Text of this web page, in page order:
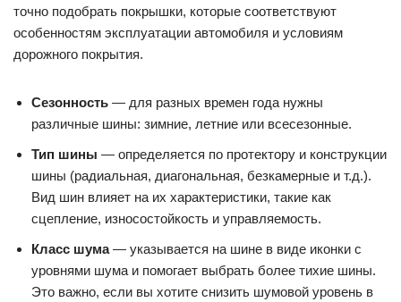
точно подобрать покрышки, которые соответствуют
особенностям эксплуатации автомобиля и условиям
дорожного покрытия.
Сезонность — для разных времен года нужны
различные шины: зимние, летние или всесезонные.
Тип шины — определяется по протектору и конструкции
шины (радиальная, диагональная, безкамерные и т.д.).
Вид шин влияет на их характеристики, такие как
сцепление, износостойкость и управляемость.
Класс шума— указывается на шине в виде иконки с
уровнями шума и помогает выбрать более тихие шины.
Это важно, если вы хотите снизить шумовой уровень в